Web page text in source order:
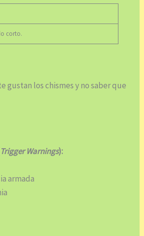
corto.
gustan los chismes y no saber que
Trigger Warnings):
armada